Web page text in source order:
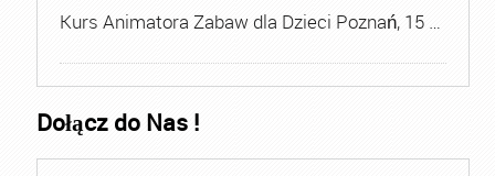
Kurs Animatora Zabaw dla Dzieci Poznań, 15 …
Dołącz do Nas !